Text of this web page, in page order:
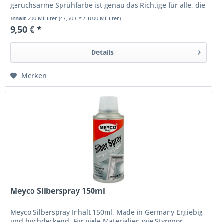
geruchsarme Sprühfarbe ist genau das Richtige für alle, die
Inhalt 200 Mililiter(47,50 € * / 1000 Mililiter)
9,50 € *
Details
Merken
Meyco Silberspray 150ml
Meyco Silberspray Inhalt 150ml, Made in Germany Ergiebig